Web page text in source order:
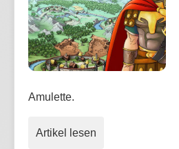
Amulette.
Artikel lesen